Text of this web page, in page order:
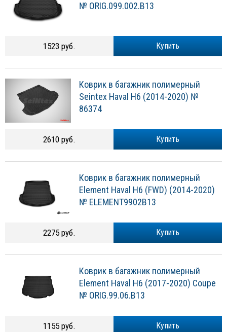
№ ORIG.099.002.B13
Купить
1523 руб.
Коврик в багажник полимерный
Seintex Haval H6 (2014-2020) №
86374
Купить
2610 руб.
Коврик в багажник полимерный
Element Haval H6 (FWD) (2014-2020)
№ ELEMENT9902B13
Купить
2275 руб.
Коврик в багажник полимерный
Element Haval H6 (2017-2020) Coupe
№ ORIG.99.06.B13
Купить
1155 руб.